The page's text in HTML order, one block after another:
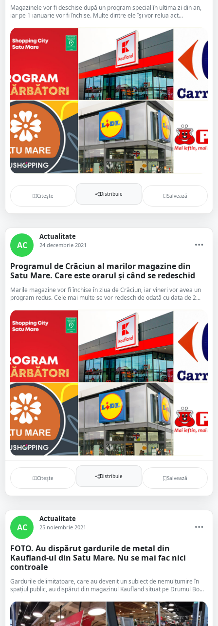
Magazinele vor fi deschise după un program special în ultima zi din an,
iar pe 1 ianuarie vor fi închise. Multe dintre ele își vor relua act...
Citește Distribuie Salvează
AC
Actualitate
24 decembrie 2021
Programul de Crăciun al marilor magazine din
Satu Mare. Care este orarul și când se redeschid
Marile magazine vor fi închise în ziua de Crăciun, iar vineri vor avea un
program redus. Cele mai multe se vor redeschide odată cu data de 2...
Citește Distribuie Salvează
AC
Actualitate
25 noiembrie 2021
FOTO. Au dispărut gardurile de metal din
Kaufland-ul din Satu Mare. Nu se mai fac nici
controale
Gardurile delimitatoare, care au devenit un subiect de nemulțumire în
spațiul public, au dispărut din magazinul Kaufland situat pe Drumul Bo...